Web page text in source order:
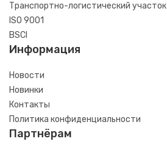
Транспортно-логистический участок
ISO 9001
BSCI
Информация
Новости
Новинки
Контакты
Политика конфиденциальности
Партнёрам